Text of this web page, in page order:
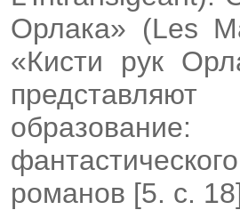
Орлака» (Les
«Кисти рук
романов [5. с.